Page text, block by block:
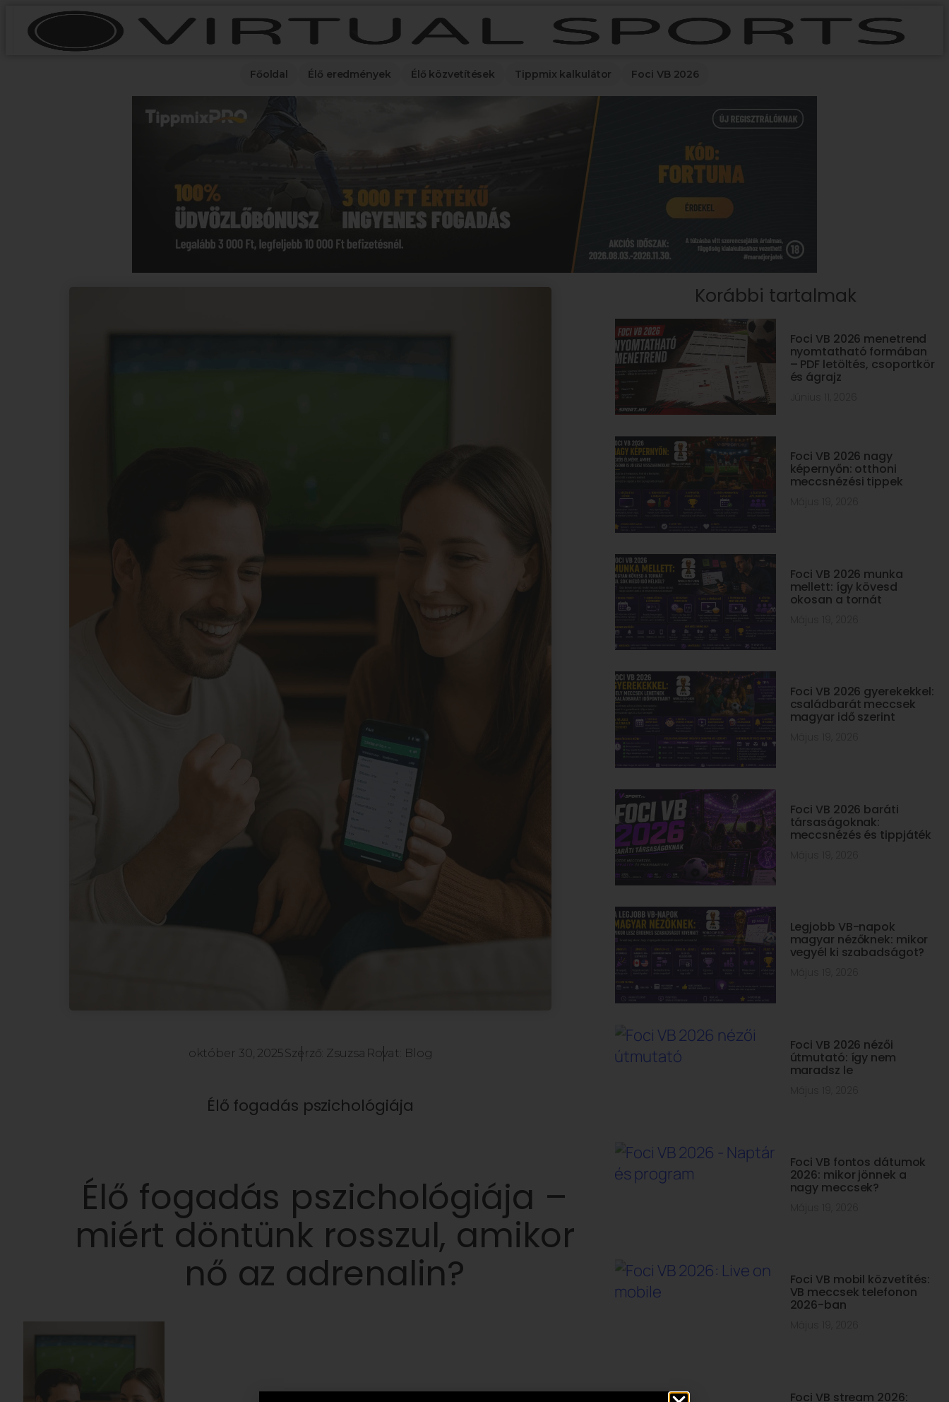
Főoldal Élő eredmények Élő közvetítések Tippmix kalkulátor Foci VB 2026
október 30, 2025Szerző: Zsuzsa Rovat: Blog
Élő fogadás pszichológiája
Élő fogadás pszichológiája –
miért döntünk rosszul, amikor
nő az adrenalin?
Korábbi tartalmak
Foci VB 2026 menetrend
nyomtatható formában
– PDF letöltés, csoportkör
és ágrajz
Foci VB 2026 nagy
képernyőn: otthoni
meccsnézési tippek
Foci VB 2026 munka
mellett: így kövesd
okosan a tornát
Foci VB 2026 gyerekekkel:
családbarát meccsek
magyar idő szerint
Foci VB 2026 baráti
társaságoknak:
meccsnézés és tippjáték
Legjobb VB-napok
magyar nézőknek: mikor
vegyél ki szabadságot?
Foci VB 2026 nézői
útmutató: így nem
maradsz le
Foci VB fontos dátumok
2026: mikor jönnek a
nagy meccsek?
Foci VB mobil közvetítés:
VB meccsek telefonon
2026-ban
Foci VB stream 2026: